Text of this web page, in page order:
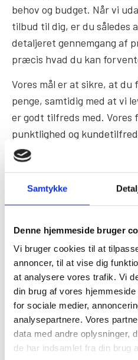
Samtykke
Denne hjemmeside bruger
Vi bruger cookies til at
annoncer, til at vise dig
at analysere vores trafik. Vi
din brug af vores
for sociale medier,
analysepartnere. Vores
data med andre oplysninger,
de har indsamlet fra din brug
behov og budget. Når vi
tilbud til dig, er du således
detaljeret gennemgang af
præcis hvad du kan
Vores mål er at sikre, at
penge, samtidig med at vi
er godt tilfreds med. Vores
punktlighed og
på, at du får en løsning,
god pris.
Lad os hjælpe dig med at
med vores professionelle
tømrerarbejde i Tune.
Hent
Ring 21